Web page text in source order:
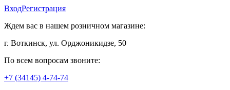
ВходРегистрация
Ждем вас в нашем розничном магазине:
г. Воткинск, ул. Орджоникидзе, 50
По всем вопросам звоните:
+7 (34145) 4-74-74